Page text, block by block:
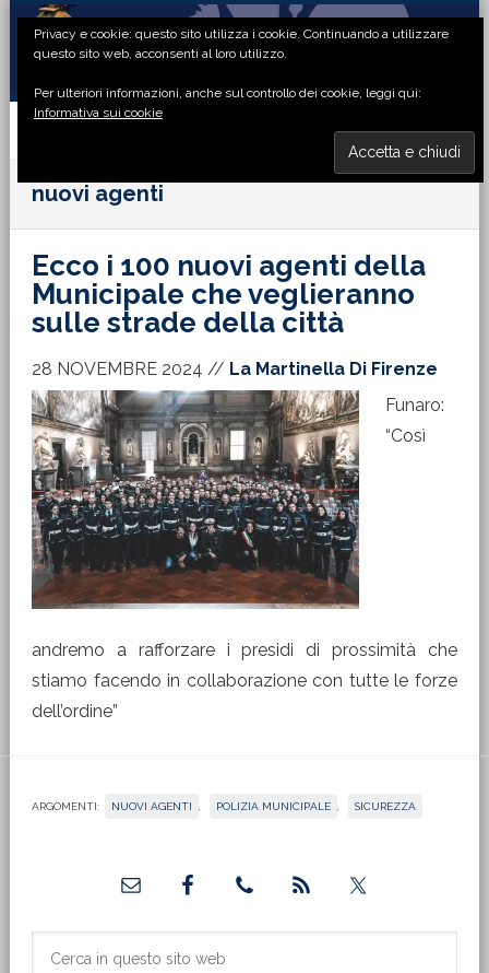
Passa
primaria
Passa
principale
Passa
laterale
Passa
di
nuovi agenti
Ecco i 100 nuovi agenti della
Municipale che veglieranno
sulle strade della città
28 NOVEMBRE 2024 // La Martinella Di Firenze
Funaro:
“Così
andremo a rafforzare i presidi di prossimità che
stiamo facendo in collaborazione con tutte le forze
dell’ordine”
ARGOMENTI: NUOVI AGENTI POLIZIA MUNICIPALE SICUREZZA
primaria
Privacy e cookie: questo sito utilizza i cookie. Continuando a utilizzare
questo sito web, acconsenti al loro utilizzo.
Per ulteriori informazioni, anche sul controllo dei cookie, leggi qui:
Informativa sui cookie